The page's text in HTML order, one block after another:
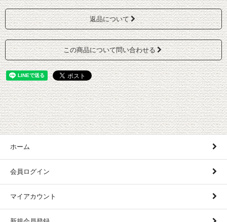
返品について
この商品について問い合わせる
ホーム
会員ログイン
マイアカウント